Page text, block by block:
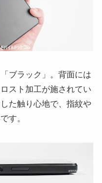
ブラック」。背面には
スト加工が施されてい
た触り心地で、指紋や
す。